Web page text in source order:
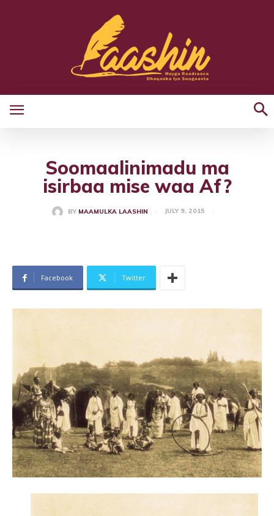
Soomaalinimadu ma
isirbaa mise waa Af?
BY MAAMULKA LAASHIN JULY 9, 2015
Facebook Twitter